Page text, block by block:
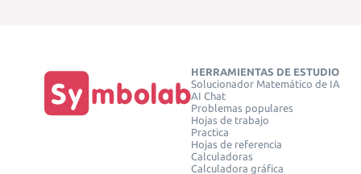
HERRAMIENTAS DE ESTUDIO
Solucionador Matemático de IA
AI Chat
Problemas populares
Hojas de trabajo
Practica
Hojas de referencia
Calculadoras
Calculadora gráfica